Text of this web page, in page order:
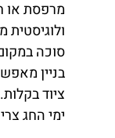
מרפסת או
סוכה
בניין
ציוד
ימי החג